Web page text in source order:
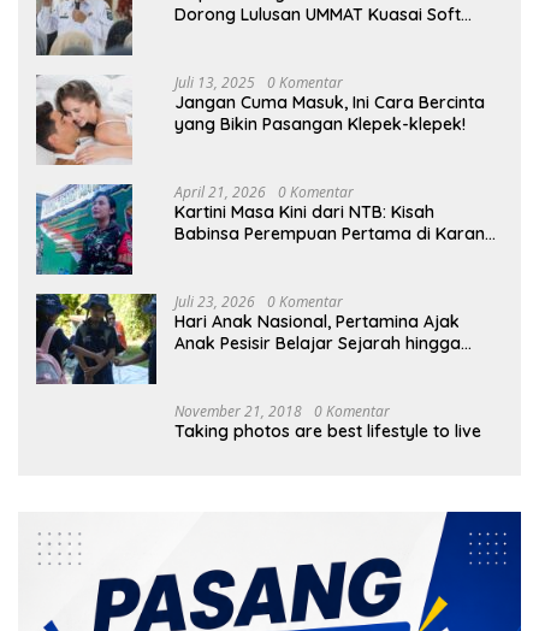
Dorong Lulusan UMMAT Kuasai Soft
Juli 13, 2025 0 Komentar
Jangan Cuma Masuk, Ini Cara Bercinta
yang Bikin Pasangan Klepek-klepek!
April 21, 2026 0 Komentar
Kartini Masa Kini dari NTB: Kisah
Babinsa Perempuan Pertama di Karang
Juli 23, 2026 0 Komentar
Hari Anak Nasional, Pertamina Ajak
Anak Pesisir Belajar Sejarah hingga
November 21, 2018 0 Komentar
Taking photos are best lifestyle to live